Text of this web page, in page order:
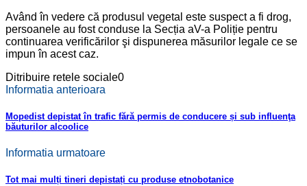
Având în vedere că produsul vegetal este suspect a fi drog,
persoanele au fost conduse la Secția aV-a Poliție pentru
continuarea verificărilor şi dispunerea măsurilor legale ce se
impun în acest caz.
Ditribuire retele sociale0
Informatia anterioara
Mopedist depistat în trafic fără permis de conducere și sub influenţa
băuturilor alcoolice
Informatia urmatoare
Tot mai mulți tineri depistați cu produse etnobotanice